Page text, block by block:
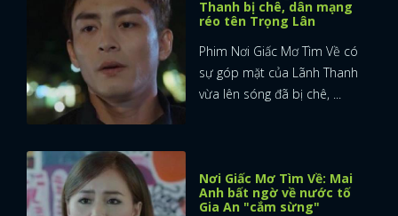
Thanh bị chê, dân mạng
réo tên Trọng Lân
Phim Nơi Giấc Mơ Tìm Về có
sự góp mặt của Lãnh Thanh
vừa lên sóng đã bị chê, ...
Nơi Giấc Mơ Tìm Về: Mai
Anh bất ngờ về nước tố
Gia An "cắm sừng"